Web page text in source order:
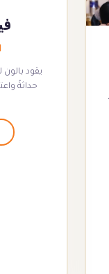
يقود
حداثةً